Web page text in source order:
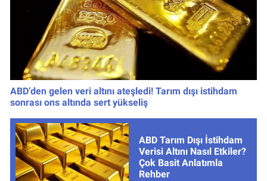
ABD’den gelen veri altını ateşledi! Tarım dışı istihdam
sonrası ons altında sert yükseliş
ABD Tarım Dışı İstihdam
Verisi Altını Nasıl Etkiler?
Çok Basit Anlatımla
Rehber